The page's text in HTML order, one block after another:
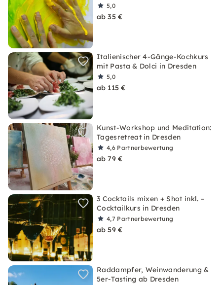
5,0
ab 35 €
Italienischer 4-Gänge-Kochkurs
mit Pasta & Dolci in Dresden
5,0
ab 115 €
Kunst-Workshop und Meditation:
Tagesretreat in Dresden
4,6 Partnerbewertung
ab 79 €
3 Cocktails mixen + Shot inkl. –
Cocktailkurs in Dresden
4,7 Partnerbewertung
ab 59 €
Raddampfer, Weinwanderung &
5er-Tasting ab Dresden